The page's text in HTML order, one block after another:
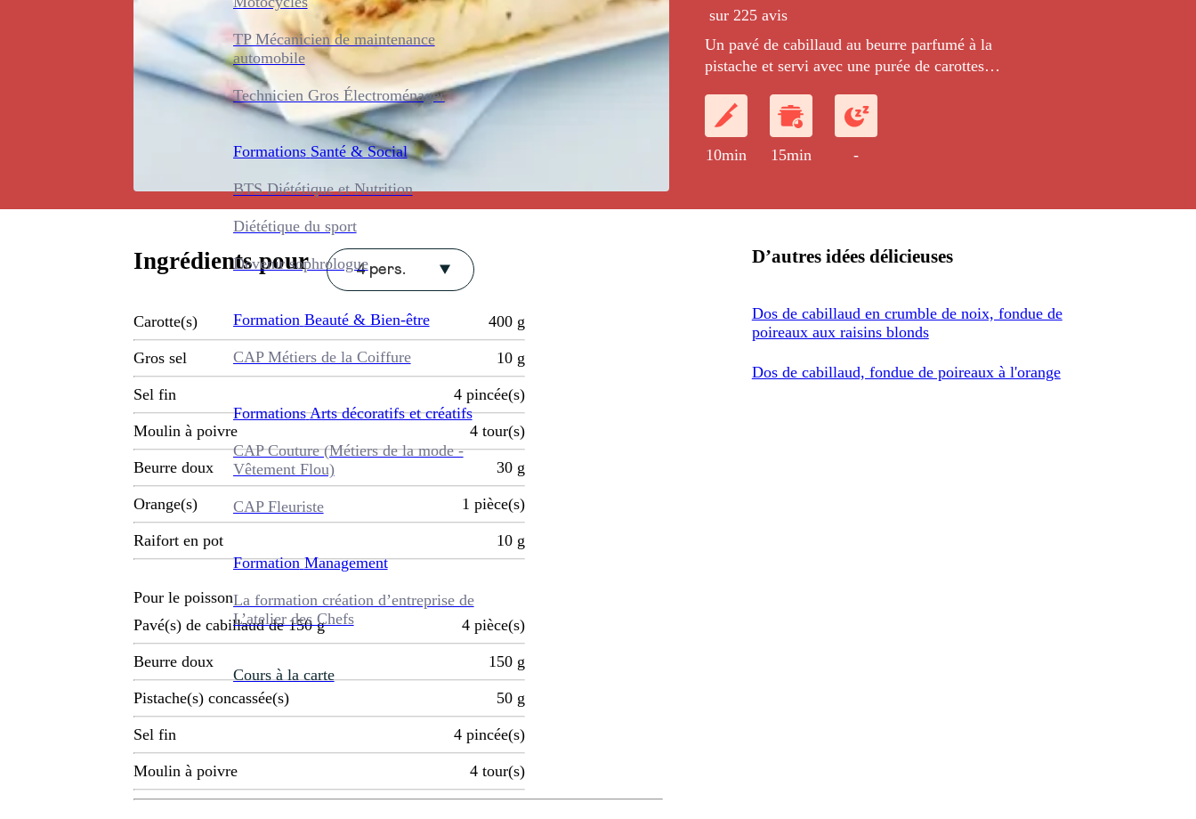
TP Mécanicien de maintenance
automobile
Technicien Gros Électroménager
Formations Santé & Social
BTS Diététique et Nutrition
Diététique du sport
Devenir sophrologue
Formation Beauté & Bien-être
CAP Métiers de la Coiffure
Formations Arts décoratifs et créatifs
CAP Couture (Métiers de la mode -
Vêtement Flou)
CAP Fleuriste
Formation Management
La formation création d’entreprise de
L’atelier des Chefs
Cours à la carte
sur 225 avis
Un pavé de cabillaud au beurre parfumé à la
pistache et servi avec une purée de carottes
10min 15min -
Ingrédients pour 4 pers.
Carotte(s) 400 g
Gros sel 10 g
Sel fin 4 pincée(s)
Moulin à poivre 4 tour(s)
Beurre doux 30 g
Orange(s) 1 pièce(s)
Raifort en pot 10 g
Pour le poisson
Pavé(s) de cabillaud de 150 g
4 pièce(s)
Beurre doux 150 g
Pistache(s) concassée(s) 50 g
Sel fin 4 pincée(s)
Moulin à poivre 4 tour(s)
D’autres idées délicieuses
Dos de cabillaud en crumble de noix, fondue de
poireaux aux raisins blonds
Dos de cabillaud, fondue de poireaux à l'orange